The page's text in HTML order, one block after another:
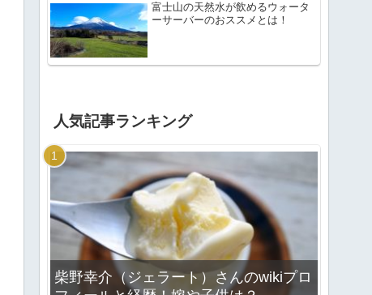
富士山の天然水が飲めるウォータ
ーサーバーのおススメとは！
人気記事ランキング
柴野幸介（ジェラート）さんのwikiプロ